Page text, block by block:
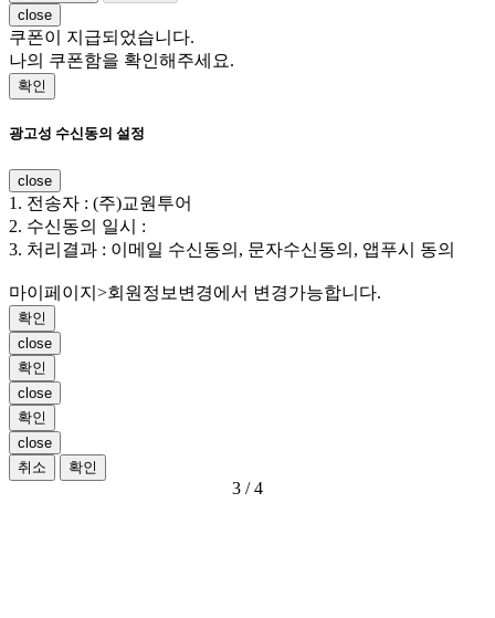
3 / 4
close
쿠폰이 지급되었습니다.
나의 쿠폰함을 확인해주세요.
확인
광고성 수신동의 설정
close
1. 전송자 : (주)교원투어
2. 수신동의 일시 :
3. 처리결과 : 이메일 수신동의, 문자수신동의, 앱푸시 동의
마이페이지>회원정보변경에서 변경가능합니다.
확인
close
확인
close
확인
close
취소
확인